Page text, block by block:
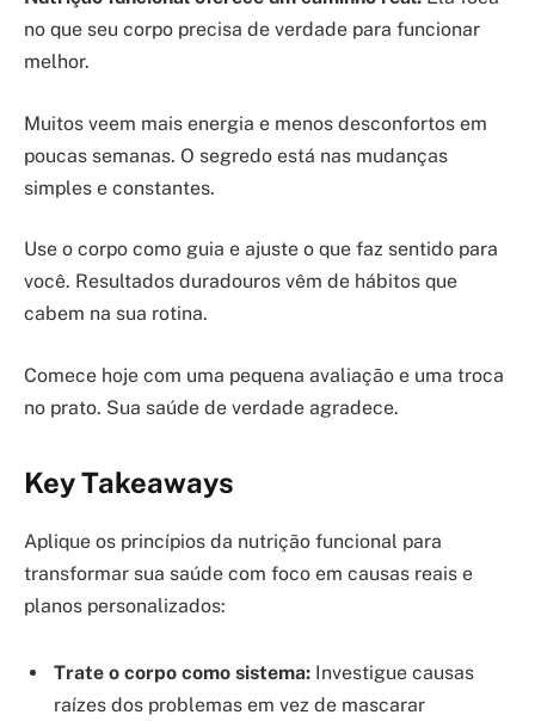
no que seu corpo precisa de verdade para funcionar
melhor.
Muitos veem mais energia e menos desconfortos em
poucas semanas. O segredo está nas mudanças
simples e constantes.
Use o corpo como guia e ajuste o que faz sentido para
você. Resultados duradouros vêm de hábitos que
cabem na sua rotina.
Comece hoje com uma pequena avaliação e uma troca
no prato. Sua saúde de verdade agradece.
Key Takeaways
Aplique os princípios da nutrição funcional para
transformar sua saúde com foco em causas reais e
planos personalizados:
Trate o corpo como sistema: Investigue causas
raízes dos problemas em vez de mascarar